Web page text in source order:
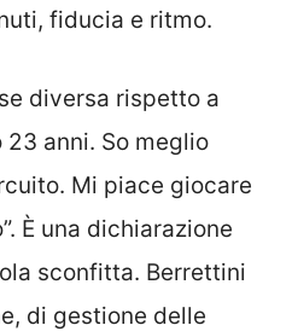
fiducia e ritmo.
diversa rispetto a
anni. So meglio
Mi piace giocare
È una dichiarazione
sconfitta. Berrettini
di gestione delle